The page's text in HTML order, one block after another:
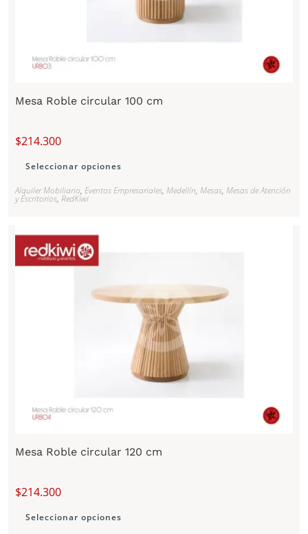
Mesa Roble circular 100 cm
$214.300
Seleccionar opciones
Alquiler Mobiliario,Eventos Empresariales,Medellín,Mesas,Mesas de Atención
y Escritorios,RedKiwi
Mesa Roble circular 120 cm
$214.300
Seleccionar opciones